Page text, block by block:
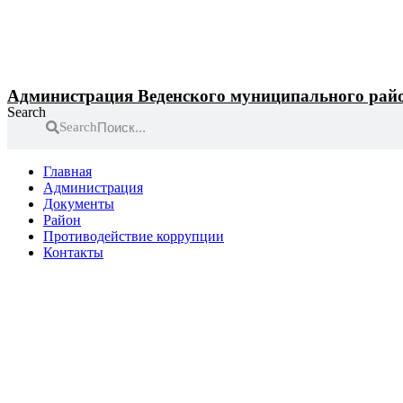
Администрация Веденского муниципального
Search
Search
Главная
Администрация
Документы
Район
Противодействие коррупции
Контакты